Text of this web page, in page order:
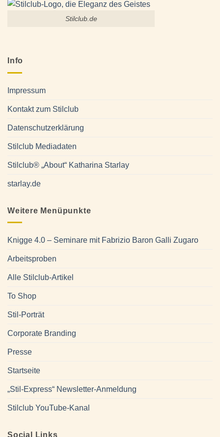
Stilclub.de
Info
Impressum
Kontakt zum Stilclub
Datenschutzerklärung
Stilclub Mediadaten
Stilclub® „About“ Katharina Starlay
starlay.de
Weitere Menüpunkte
Knigge 4.0 – Seminare mit Fabrizio Baron Galli Zugaro
Arbeitsproben
Alle Stilclub-Artikel
To Shop
Stil-Porträt
Corporate Branding
Presse
Startseite
„Stil-Express“ Newsletter-Anmeldung
Stilclub YouTube-Kanal
Social Links